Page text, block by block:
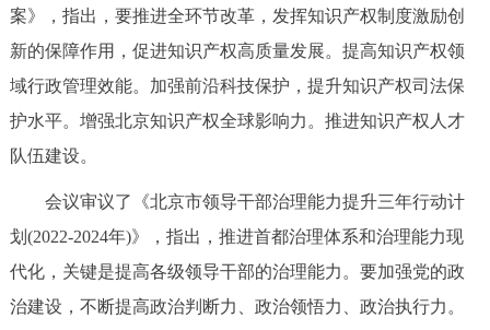
绿色北京 图说北京 视频北京
多语种
ENGLISH
ESPAÑOL العربية PORTUGUÊS
案》，指出，要推进全环节改革，发挥知识产权制度激励创
新的保障作用，促进知识产权高质量发展。提高知识产权领
域行政管理效能。加强前沿科技保护，提升知识产权司法保
护水平。增强北京知识产权全球影响力。推进知识产权人才
队伍建设。
会议审议了《北京市领导干部治理能力提升三年行动计
划(2022-2024年)》，指出，推进首都治理体系和治理能力现
代化，关键是提高各级领导干部的治理能力。要加强党的政
治建设，不断提高政治判断力、政治领悟力、政治执行力。